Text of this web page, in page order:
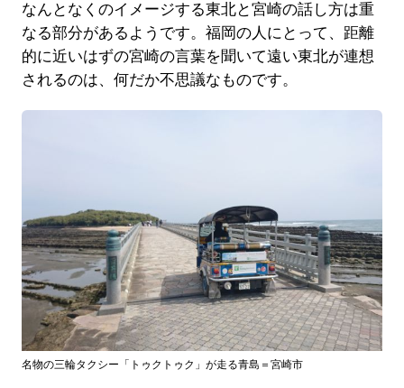
なんとなくのイメージする東北と宮崎の話し方は重
なる部分があるようです。福岡の人にとって、距離
的に近いはずの宮崎の言葉を聞いて遠い東北が連想
されるのは、何だか不思議なものです。
名物の三輪タクシー「トゥクトゥク」が走る青島＝宮崎市